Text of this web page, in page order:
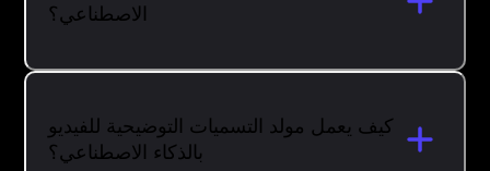
الاصطناعي؟
كيف يعمل مولد التسميات التوضيحية للفيديو
بالذكاء الاصطناعي؟